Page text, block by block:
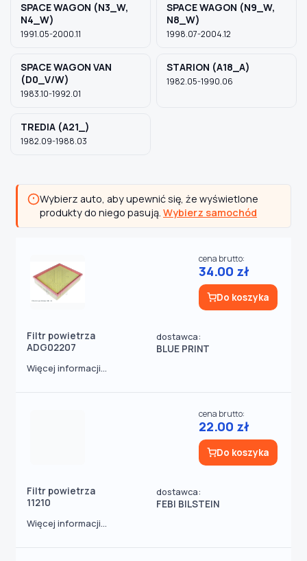
SPACE WAGON (N3_W,
N4_W)
1991.05-2000.11
SPACE WAGON (N9_W,
N8_W)
1998.07-2004.12
SPACE WAGON VAN
(D0_V/W)
1983.10-1992.01
STARION (A18_A)
1982.05-1990.06
TREDIA (A21_)
1982.09-1988.03
Wybierz auto, aby upewnić się, że wyświetlone
produkty do niego pasują. Wybierz samochód
Filtr powietrza
ADG02207
dostawca:
BLUE PRINT
cena brutto:
34.00 zł
Do koszyka
Więcej informacji...
Filtr powietrza
11210
dostawca:
FEBI BILSTEIN
cena brutto:
22.00 zł
Do koszyka
Więcej informacji...